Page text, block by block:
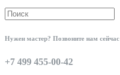
Нужен мастер? Позвоните нам сейчас
+7 499 455-00-42